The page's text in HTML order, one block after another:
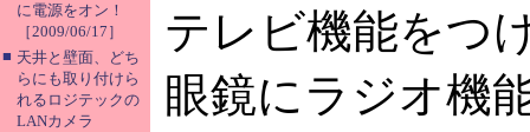
に電源をオン！
［2009/06/17］
■ 天井と壁面、どち
らにも取り付けら
れるロジテックの
LANカメラ
テレビ機能をつ
眼鏡にラジオ機